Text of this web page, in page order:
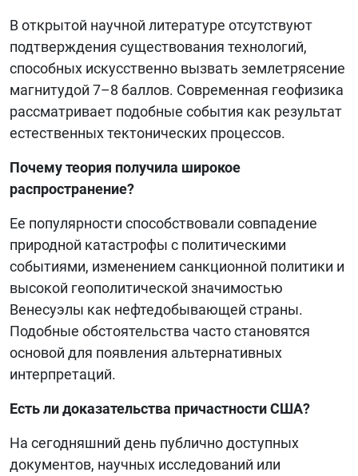
В открытой научной литературе отсутствуют
подтверждения существования технологий,
способных искусственно вызвать землетрясение
магнитудой 7–8 баллов. Современная геофизика
рассматривает подобные события как результат
естественных тектонических процессов.
Почему теория получила широкое
распространение?
Ее популярности способствовали совпадение
природной катастрофы с политическими
событиями, изменением санкционной политики и
высокой геополитической значимостью
Венесуэлы как нефтедобывающей страны.
Подобные обстоятельства часто становятся
основой для появления альтернативных
интерпретаций.
Есть ли доказательства причастности США?
На сегодняшний день публично доступных
документов, научных исследований или